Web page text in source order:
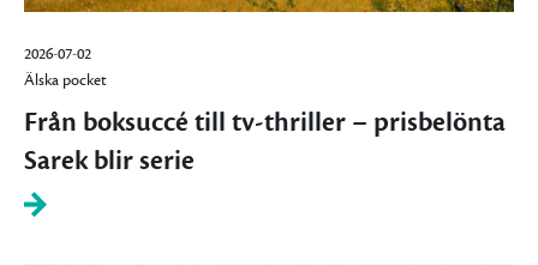
2026-07-02
Älska pocket
Från boksuccé till tv-thriller – prisbelönta
Sarek blir serie